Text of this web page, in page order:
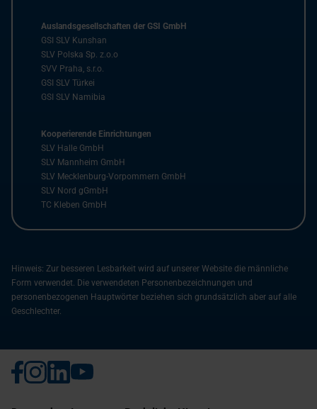
Auslandsgesellschaften der GSI GmbH
GSI SLV Kunshan
SLV Polska Sp. z.o.o
SVV Praha, s.r.o.
GSI SLV Türkei
GSI SLV Namibia
Kooperierende Einrichtungen
SLV Halle GmbH
SLV Mannheim GmbH
SLV Mecklenburg-Vorpommern GmbH
SLV Nord gGmbH
TC Kleben GmbH
Hinweis: Zur besseren Lesbarkeit wird auf unserer Website die männliche
Form verwendet. Die verwendeten Personenbezeichnungen und
personenbezogenen Hauptwörter beziehen sich grundsätzlich aber auf alle
Geschlechter.